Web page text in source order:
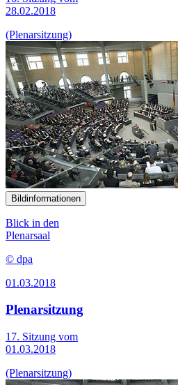
28.02.2018
(Plenarsitzung)
Bildinformationen
Blick in den
Plenarsaal
© dpa
01.03.2018
Plenarsitzung
17. Sitzung vom
01.03.2018
(Plenarsitzung)